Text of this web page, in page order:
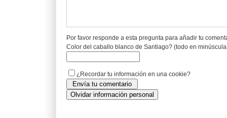
Por favor responde a esta pregunta para añadir tu
Color del caballo blanco de Santiago? (todo en
¿Recordar tu información en una cookie?